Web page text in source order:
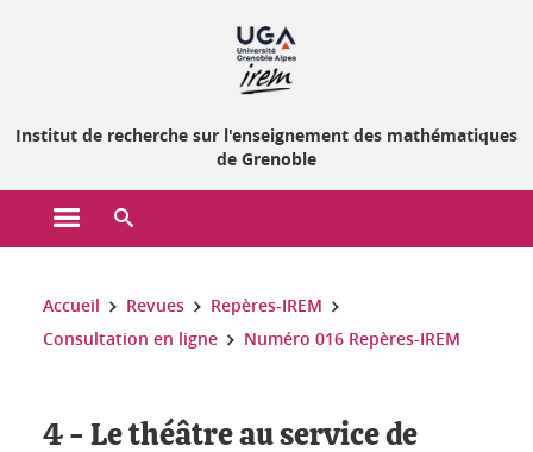
Institut de recherche sur l'enseignement des mathématiques
de Grenoble
Ouvrir le menu principal
Vous êtes ici :
Accueil Revues
Repères-IREM
Consultation en ligne
Numéro 016 Repères-IREM
4 - Le théâtre au service de